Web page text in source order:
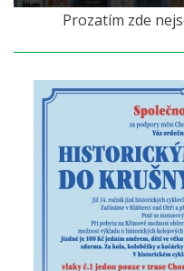
Prozatím zde